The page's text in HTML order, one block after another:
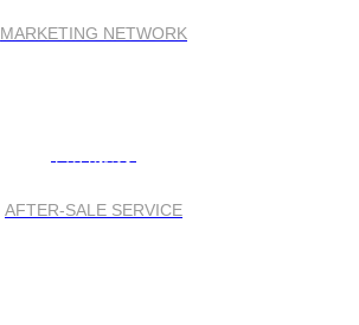
MARKETING NETWORK
AFTER-SALE SERVICE